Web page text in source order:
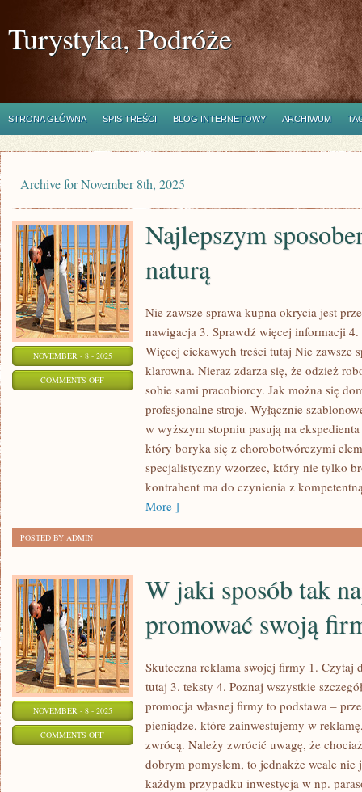
Turystyka, Podróże
STRONA GŁÓWNA SPIS TREŚCI BLOG INTERNETOWY ARCHIWUM
Archive for November 8th, 2025
NOVEMBER - 8 - 2025
COMMENTS OFFON
SPOSOBEM
Najlepszym
naturą
Nie zawsze sprawa kupna okrycia jest
nawigacja 3. Sprawdź więcej informacji 4.
Więcej ciekawych treści tutaj Nie zawsze
klarowna. Nieraz zdarza się, że odzież
sobie sami pracobiorcy. Jak można się
profesjonalne stroje. Wyłącznie
w wyższym stopniu pasują na
który boryka się z chorobotwórczymi
specjalistyczny wzorzec, który nie tylko
kontrahent ma do czynienia z
More ]
POSTED BY ADMIN
NOVEMBER - 8 - 2025
COMMENTS OFFON
W jaki sposób tak
promować swoją
Skuteczna reklama swojej firmy 1. Czytaj
tutaj 3. teksty 4. Poznaj wszystkie
promocja własnej firmy to podstawa –
pieniądze, które zainwestujemy w
zwrócą. Należy zwrócić uwagę, że
dobrym pomysłem, to jednakże wcale nie
każdym przypadku inwestycja w np.